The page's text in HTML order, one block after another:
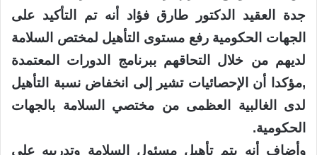
جدة العقيد الدكتور طارق فؤاد أنه تم التأكيد على
الجهات الحكومية رفع مستوى التأهيل لمختص السلامة
لديهم من خلال التحاقهم ببرنامج الدورات المعتمدة
,مؤكدا أن الإحصائيات تشير إلى انخفاض نسبة التأهيل
لدى الغالبية العظمى من مختصي السلامة بالجهات
الحكومية.
وأضاف أنه يتم تأهيل مسئول السلامة وتدريبه على